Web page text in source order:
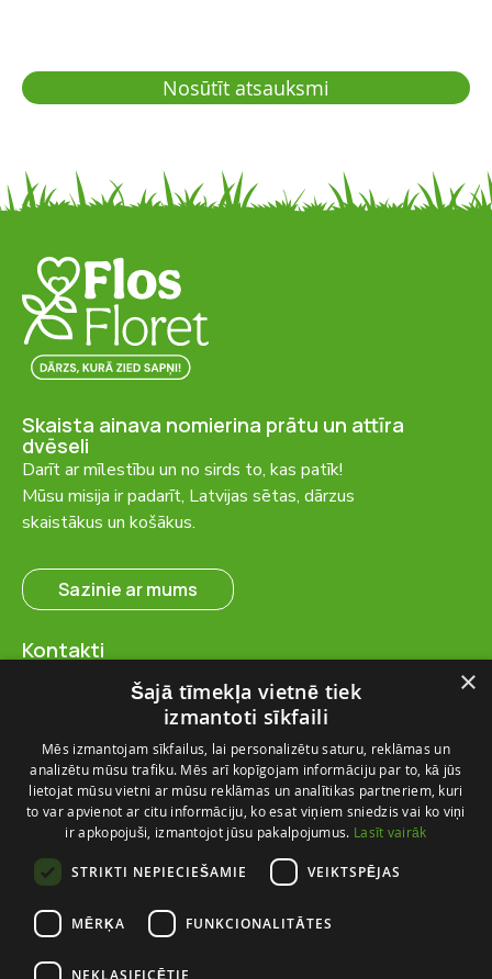
Nosūtīt atsauksmi
Skaista ainava nomierina prātu un attīra
dvēseli
Darīt ar mīlestību un no sirds to, kas patīk!
Mūsu misija ir padarīt, Latvijas sētas, dārzus
skaistākus un košākus.
Sazinie ar mums
Kontakti
Ventspils nov., Ugāles pag.,
Ugāle, “Salas” – 23, LV-3615
+371 28 767 262
info@flosfloret.com
Noderīga informācija
Par mums
Piegādes un atgriešana
Kontakti
Izmēru ceļvedis
×
Šajā tīmekļa vietnē tiek
izmantoti sīkfaili
Mēs izmantojam sīkfailus, lai personalizētu saturu, reklāmas un
analizētu mūsu trafiku. Mēs arī kopīgojam informāciju par to, kā jūs
lietojat mūsu vietni ar mūsu reklāmas un analītikas partneriem, kuri
to var apvienot ar citu informāciju, ko esat viņiem sniedzis vai ko viņi
ir apkopojuši, izmantojot jūsu pakalpojumus. Lasīt vairāk
STRIKTI NEPIECIEŠAMIE VEIKTSPĒJAS
MĒRĶA FUNKCIONALITĀTES
NEKLASIFICĒTIE